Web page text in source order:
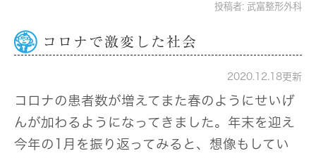
投稿者: 武富整形外科
コロナで激変した社会
2020.12.18更新
コロナの患者数が増えてまた春のようにせいげ
んが加わるようになってきました。年末を迎え
今年の1月を振り返ってみると、想像もしてい